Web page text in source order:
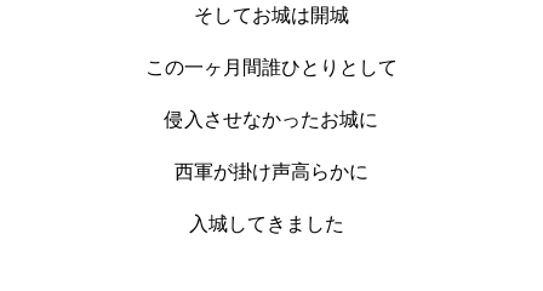
そしてお城は開城
この一ヶ月間誰ひとりとして
侵入させなかったお城に
西軍が掛け声高らかに
入城してきました